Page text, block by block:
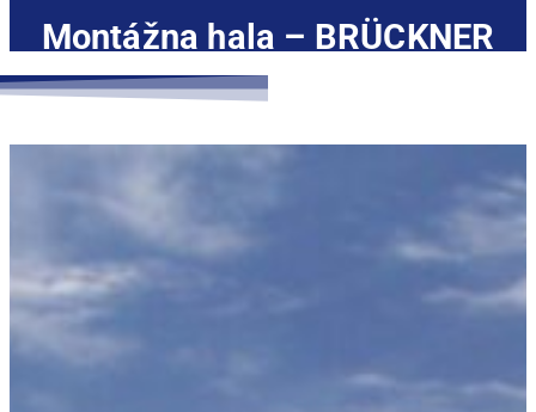
Montážna hala – BRÜCKNER